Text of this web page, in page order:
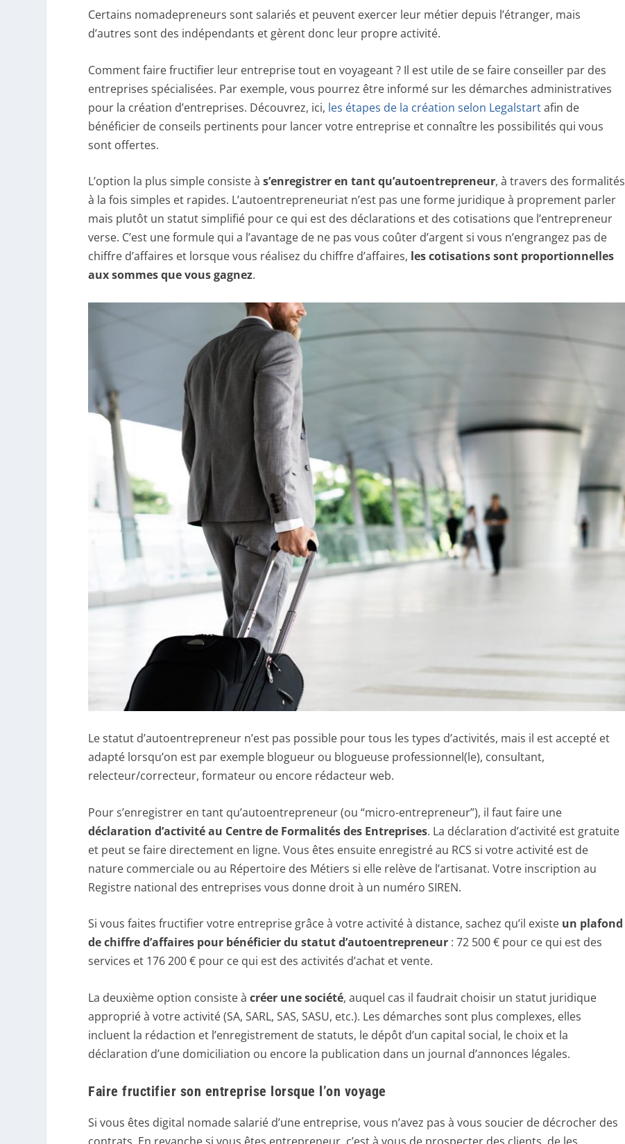
Certains nomadepreneurs sont salariés et peuvent exercer leur métier depuis l’étranger, mais
d’autres sont des indépendants et gèrent donc leur propre activité.
Comment faire fructifier leur entreprise tout en voyageant ? Il est utile de se faire conseiller par des
entreprises spécialisées. Par exemple, vous pourrez être informé sur les démarches administratives
pour la création d’entreprises. Découvrez, ici, les étapes de la création selon Legalstartafin de
bénéficier de conseils pertinents pour lancer votre entreprise et connaître les possibilités qui vous
sont offertes.
L’option la plus simple consiste às’enregistrer en tant qu’autoentrepreneur, à travers des formalités
à la fois simples et rapides. L’autoentrepreneuriat n’est pas une forme juridique à proprement parler
mais plutôt un statut simplifié pour ce qui est des déclarations et des cotisations que l’entrepreneur
verse. C’est une formule qui a l’avantage de ne pas vous coûter d’argent si vous n’engrangez pas de
chiffre d’affaires et lorsque vous réalisez du chiffre d’affaires, les cotisations sont proportionnelles
aux sommes que vous gagnez.
Le statut d’autoentrepreneur n’est pas possible pour tous les types d’activités, mais il est accepté et
adapté lorsqu’on est par exemple blogueur ou blogueuse professionnel(le), consultant,
relecteur/correcteur, formateur ou encore rédacteur web.
Pour s’enregistrer en tant qu’autoentrepreneur (ou “micro-entrepreneur”), il faut faire une
déclaration d’activité au Centre de Formalités des Entreprises. La déclaration d’activité est gratuite
et peut se faire directement en ligne. Vous êtes ensuite enregistré au RCS si votre activité est de
nature commerciale ou au Répertoire des Métiers si elle relève de l’artisanat. Votre inscription au
Registre national des entreprises vous donne droit à un numéro SIREN.
Si vous faites fructifier votre entreprise grâce à votre activité à distance, sachez qu’il existe un plafond
de chiffre d’affaires pour bénéficier du statut d’autoentrepreneur : 72 500 € pour ce qui est des
services et 176 200 € pour ce qui est des activités d’achat et vente.
La deuxième option consiste àcréer une société, auquel cas il faudrait choisir un statut juridique
approprié à votre activité (SA, SARL, SAS, SASU, etc.). Les démarches sont plus complexes, elles
incluent la rédaction et l’enregistrement de statuts, le dépôt d’un capital social, le choix et la
déclaration d’une domiciliation ou encore la publication dans un journal d’annonces légales.
Faire fructifier son entreprise lorsque l’on voyage
Si vous êtes digital nomade salarié d’une entreprise, vous n’avez pas à vous soucier de décrocher des